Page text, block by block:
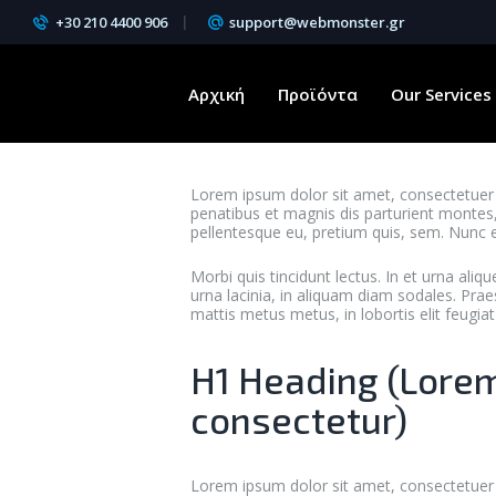
+30 210 4400 906 support@webmonster.gr
Αρχική Προϊόντα Our Services
Lorem ipsum dolor sit amet,
penatibus et magnis dis parturient
pellentesque eu, pretium quis, sem.
Morbi quis tincidunt lectus. In et urna
urna lacinia, in aliquam diam sodales.
mattis metus metus, in lobortis elit
H1 Heading
consectetur)
Lorem ipsum dolor sit amet,